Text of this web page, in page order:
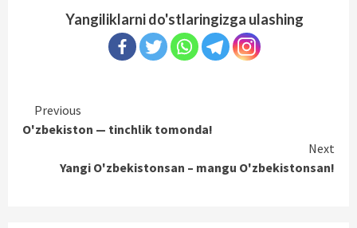
Yangiliklarni do'stlaringizga ulashing
Continue
Reading
Previous
O'zbekiston — tinchlik tomonda!
Next
Yangi O'zbekistonsan – mangu O'zbekistonsan!